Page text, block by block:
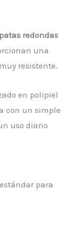
patas redondas
una
resistente.
en polipiel
con un simple
uso diario
para